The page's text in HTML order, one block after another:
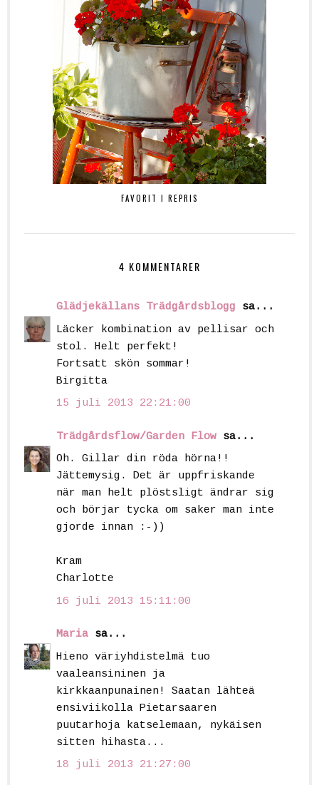
FAVORIT I REPRIS
4 KOMMENTARER
Glädjekällans Trädgårdsblogg sa...
Läcker kombination av pellisar och
stol. Helt perfekt!
Fortsatt skön sommar!
Birgitta
15 juli 2013 22:21:00
Trädgårdsflow/Garden Flow sa...
Oh. Gillar din röda hörna!!
Jättemysig. Det är uppfriskande
när man helt plöstsligt ändrar sig
och börjar tycka om saker man inte
gjorde innan :-))
Kram
Charlotte
16 juli 2013 15:11:00
Maria sa...
Hieno väriyhdistelmä tuo
vaaleansininen ja
kirkkaanpunainen! Saatan lähteä
ensiviikolla Pietarsaaren
puutarhoja katselemaan, nykäisen
sitten hihasta...
18 juli 2013 21:27:00